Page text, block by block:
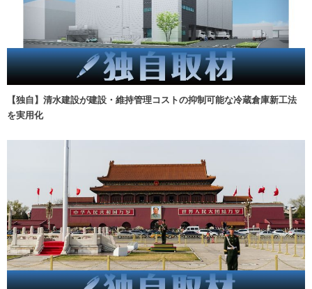
【独自】清水建設が建設・維持管理コストの抑制可能な冷蔵倉庫新工法
を実用化